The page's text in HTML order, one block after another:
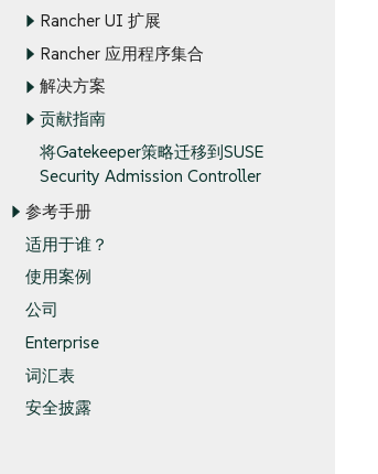
Rancher UI 扩展
Rancher 应用程序集合
解决方案
贡献指南
将Gatekeeper策略迁移到SUSE
Security Admission Controller
参考手册
适用于谁？
使用案例
公司
Enterprise
词汇表
安全披露